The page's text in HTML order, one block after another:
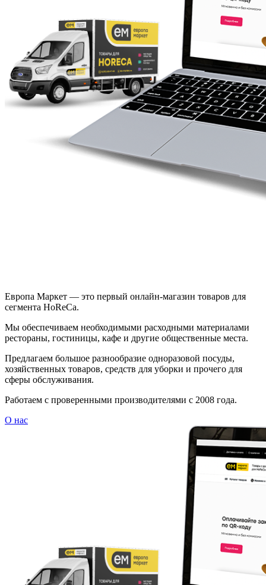
Европа Маркет — это первый онлайн-магазин товаров для
сегмента HoReCa.
Мы обеспечиваем необходимыми расходными материалами
рестораны, гостиницы, кафе и другие общественные места.
Предлагаем большое разнообразие одноразовой посуды,
хозяйственных товаров, средств для уборки и прочего для
сферы обслуживания.
Работаем с проверенными производителями с 2008 года.
О нас